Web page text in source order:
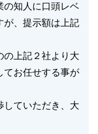
の知人に口頭レベ
が、提示額は上記
の上記２社より大
てお任せする事が
していただき、大